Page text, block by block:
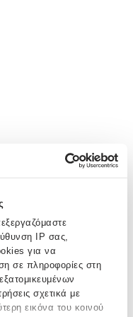
IP σας,
για να
σε πληροφορίες στη
σχετικά με
εικόνα του κοινού